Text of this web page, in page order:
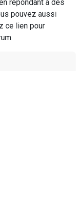
répondant à des
pouvez aussi
ce lien pour